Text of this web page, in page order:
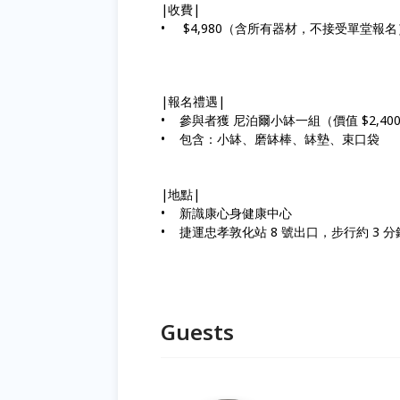
|收費|
• $4,980（含所有器材，不接受單堂報名
|報名禮遇|
• 參與者獲 尼泊爾小缽一組（價值 $2,400
• 包含：小缽、磨缽棒、缽墊、束口袋
|地點|
• 新識康心身健康中心
• 捷運忠孝敦化站 8 號出口，步行約 3 分
Guests